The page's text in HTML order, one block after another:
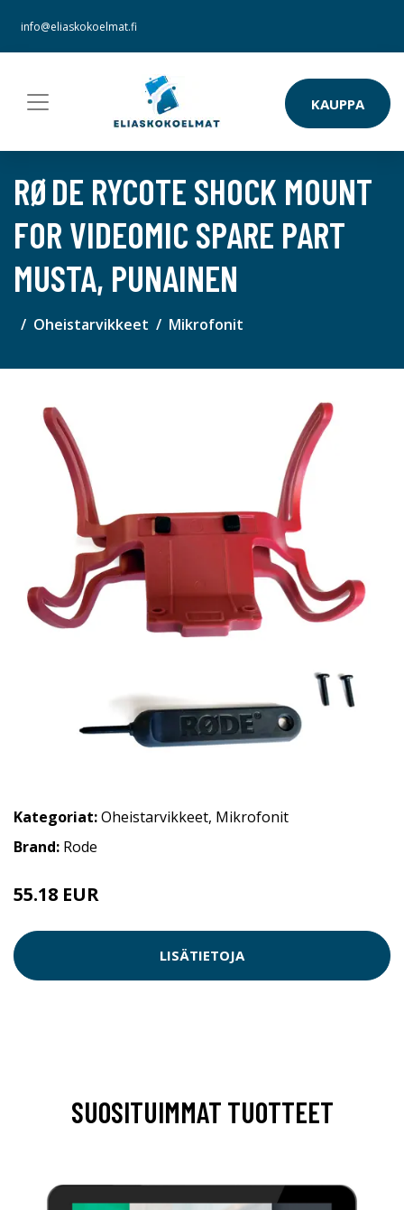
info@eliaskokoelmat.fi
KAUPPA
RØDE RYCOTE SHOCK MOUNT
FOR VIDEOMIC SPARE PART
MUSTA, PUNAINEN
Oheistarvikkeet Mikrofonit
Kategoriat:Oheistarvikkeet, Mikrofonit
Brand: Rode
55.18 EUR
LISÄTIETOJA
SUOSITUIMMAT TUOTTEET